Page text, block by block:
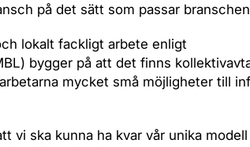
på det sätt som passar
lokalt fackligt arbete enligt
bygger på att det finns
mycket små möjligheter till
vi ska kunna ha kvar vår unika